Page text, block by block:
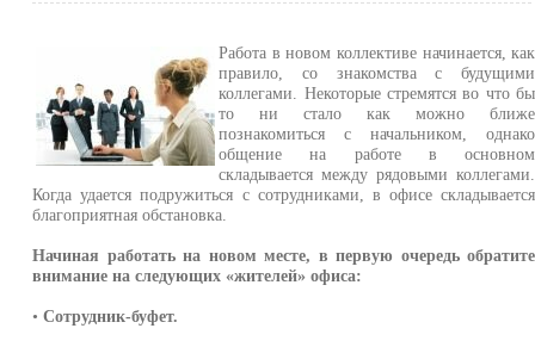
Работа в новом коллективе начинается, как
правило, со знакомства с будущими
коллегами. Некоторые стремятся во что бы
то ни стало как можно ближе
познакомиться с начальником, однако
общение на работе в основном
складывается между рядовыми коллегами.
Когда удается подружиться с сотрудниками, в офисе складывается
благоприятная обстановка.
Начиная работать на новом месте, в первую очередь обратите
внимание на следующих «жителей» офиса:
•Сотрудник-буфет.